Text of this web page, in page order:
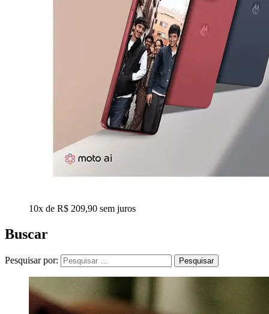
10x de R$ 209,90 sem juros
Buscar
Pesquisar por: